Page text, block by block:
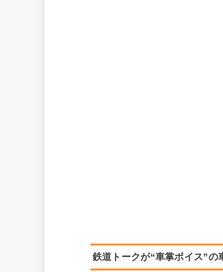
鉄道トークが“車掌ボイス”の